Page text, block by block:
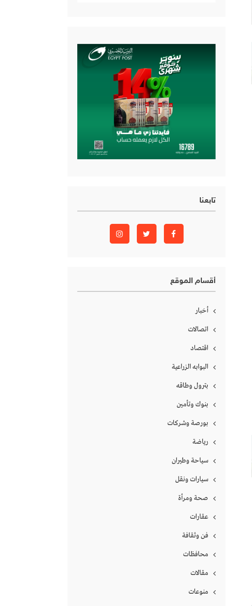
تابعنا
أقسام الموقع
أخبار
اتصالات
اقتصاد
البوابه الزراعية
بترول وطاقه
بنوك وتأمين
بورصة وشركات
رياضة
سياحة وطيران
سيارات ونقل
صحة ومرأة
عقارات
فن وثقافة
محافظات
مقالات
منوعات